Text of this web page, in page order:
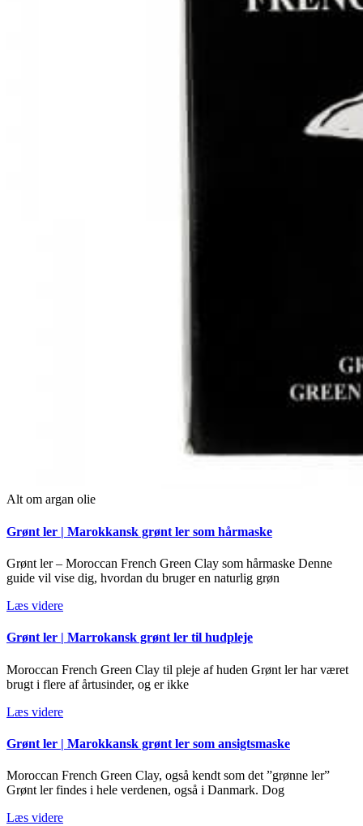
Alt om argan olie
Grønt ler | Marokkansk grønt ler som hårmaske
Grønt ler – Moroccan French Green Clay som hårmaske Denne
guide vil vise dig, hvordan du bruger en naturlig grøn
Læs videre
Grønt ler | Marrokansk grønt ler til hudpleje
Moroccan French Green Clay til pleje af huden Grønt ler har været
brugt i flere af årtusinder, og er ikke
Læs videre
Grønt ler | Marokkansk grønt ler som ansigtsmaske
Moroccan French Green Clay, også kendt som det ”grønne ler”
Grønt ler findes i hele verdenen, også i Danmark. Dog
Læs videre